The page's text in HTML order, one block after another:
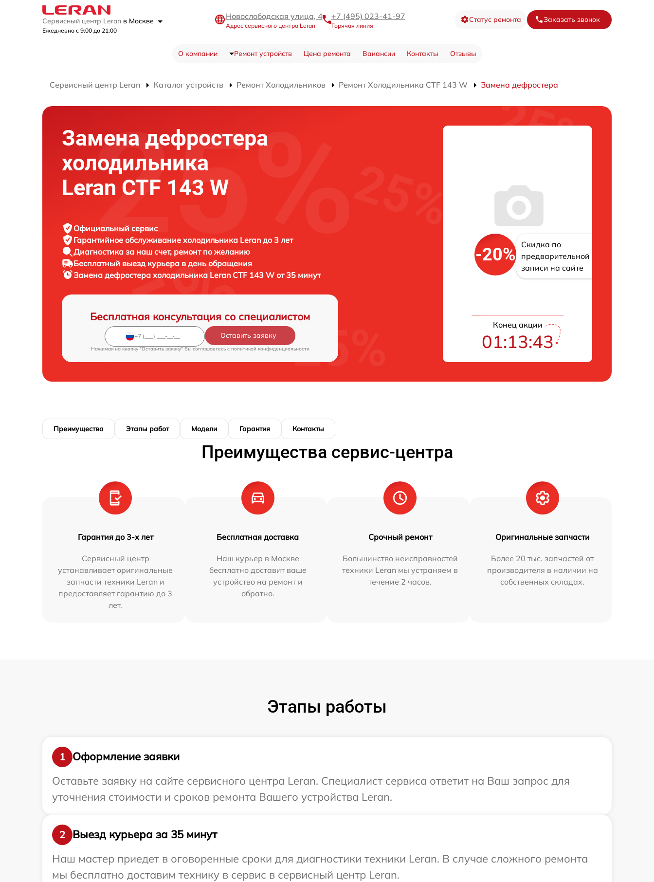
Сервисный центр Leran в Москве
Ежедневно с 9:00 до 21:00
Новослободская улица, 4
Адрес сервисного центра Leran
+7 (495) 023-41-97
Горячая линия
Статус ремонта Заказать звонок
О компании Ремонт устройств Цена ремонта Вакансии Контакты Отзывы
Сервисный центр Leran Каталог устройств Ремонт Холодильников Ремонт Холодильника CTF 143 W Замена дефростера
Замена дефростера
холодильника
Leran CTF 143 W
Официальный сервис
Гарантийное обслуживание холодильника Leran до 3 лет
Диагностика за наш счет, ремонт по желанию
Бесплатный выезд курьера в день обращения
Замена дефростера холодильника Leran CTF 143 W от 35 минут
Бесплатная консультация со специалистом
Оставить заявку
Нажимая на кнопку "Оставить заявку" Вы соглашаетесь c политикой конфиденциальности
-20%
Скидка по
предварительной
записи на сайте
Конец акции
01:13:42
Преимущества Этапы работ Модели Гарантия Контакты
Преимущества сервис-центра
Гарантия до 3-х лет
Сервисный центр
устанавливает оригинальные
запчасти техники Leran и
предоставляет гарантию до 3
лет.
Бесплатная доставка
Наш курьер в Москве
бесплатно доставит ваше
устройство на ремонт и
обратно.
Срочный ремонт
Большинство неисправностей
техники Leran мы устраняем в
течение 2 часов.
Оригинальные запчасти
Более 20 тыс. запчастей от
производителя в наличии на
собственных складах.
Этапы работы
1
Оформление заявки
Оставьте заявку на сайте сервисного центра Leran. Специалист сервиса ответит на Ваш запрос для
уточнения стоимости и сроков ремонта Вашего устройства Leran.
2
Выезд курьера за 35 минут
Наш мастер приедет в оговоренные сроки для диагностики техники Leran. В случае сложного ремонта
мы бесплатно доставим технику в сервис в сервисный центр Leran.